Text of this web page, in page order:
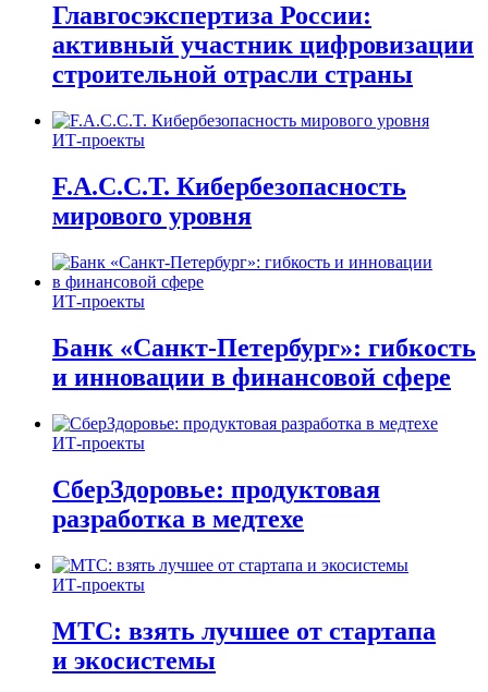
Главгосэкспертиза России:
активный участник цифровизации
строительной отрасли страны
ИТ-проекты
F.A.C.C.T. Кибербезопасность
мирового уровня
ИТ-проекты
Банк «Санкт-Петербург»: гибкость
и инновации в финансовой сфере
ИТ-проекты
СберЗдоровье: продуктовая
разработка в медтехе
ИТ-проекты
МТС: взять лучшее от стартапа
и экосистемы